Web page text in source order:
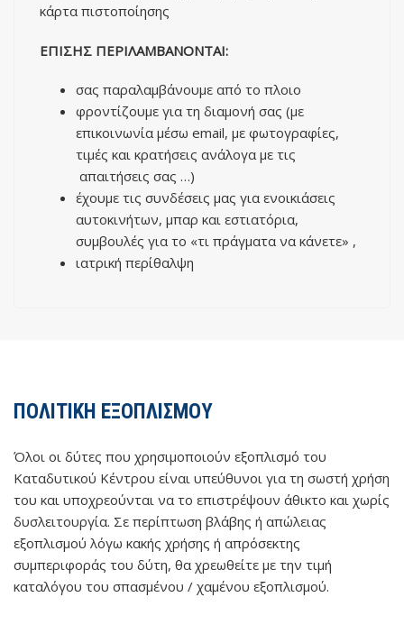
κάρτα πιστοποίησης
ΕΠΙΣΗΣ ΠΕΡΙΛΑΜΒΑΝΟΝΤΑΙ:
σας παραλαμβάνουμε από το πλοιο
φροντίζουμε για τη διαμονή σας (με
επικοινωνία μέσω email, με φωτογραφίες,
τιμές και κρατήσεις ανάλογα με τις
απαιτήσεις σας …)
έχουμε τις συνδέσεις μας για ενοικιάσεις
αυτοκινήτων, μπαρ και εστιατόρια,
συμβουλές για το «τι πράγματα να κάνετε» ,
ιατρική περίθαλψη
ΠΟΛΙΤΙΚΗ ΕΞΟΠΛΙΣΜΟΥ
Όλοι οι δύτες που χρησιμοποιούν εξοπλισμό του
Καταδυτικού Κέντρου είναι υπεύθυνοι για τη σωστή χρήση
του και υποχρεούνται να το επιστρέψουν άθικτο και χωρίς
δυσλειτουργία. Σε περίπτωση βλάβης ή απώλειας
εξοπλισμού λόγω κακής χρήσης ή απρόσεκτης
συμπεριφοράς του δύτη, θα χρεωθείτε με την τιμή
καταλόγου του σπασμένου / χαμένου εξοπλισμού.